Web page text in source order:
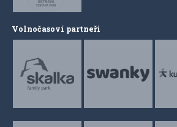
Volnočasoví partneři